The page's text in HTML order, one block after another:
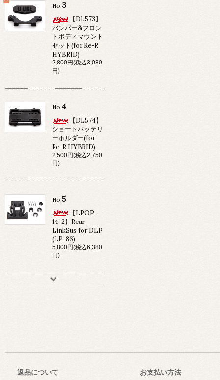
No.3
【DL573】
バンパー&フロン
トボディマウント
セット(for Re-R
HYBRID)
2,800円(税込3,080
円)
No.4
【DL574】
ショートバッテリ
ーホルダー(for
Re-R HYBRID)
2,500円(税込2,750
円)
No.5
【LPOP-
14-2】Rear
LinkSus for DLP
(LP-86)
5,800円(税込6,380
円)
返品について お支払い方法